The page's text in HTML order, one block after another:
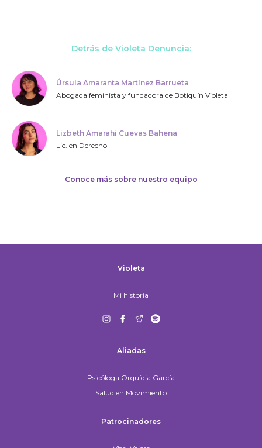
Detrás de Violeta Denuncia:
Úrsula Amaranta Martínez Barrueta
Abogada feminista y fundadora de Botiquín Violeta
Lizbeth Amarahi Cuevas Bahena
Lic. en Derecho
Conoce más sobre nuestro equipo
Violeta
Mi historia
Aliadas
Psicóloga Orquídia García
Salud en Movimiento
Patrocinadores